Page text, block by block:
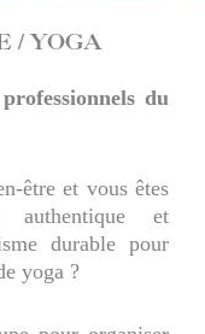
/ YOGA
du
être et vous êtes
et
durable pour
yoga ?